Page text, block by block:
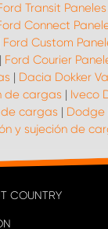
Transit
Connect
Ford Custom
| Ford Courier
| Dacia Dokker
de cargas | Iveco
cargas | Dodge
y sujeción de
COUNTRY